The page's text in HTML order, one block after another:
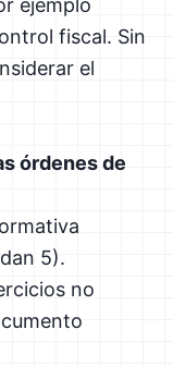
ejemplo
fiscal. Sin
el
órdenes de
5).
no